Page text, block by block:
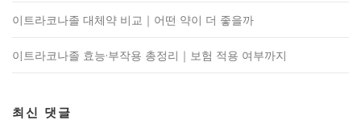
이트라코나졸 대체약 비교｜어떤 약이 더 좋을까
이트라코나졸 효능·부작용 총정리｜보험 적용 여부까지
최신 댓글